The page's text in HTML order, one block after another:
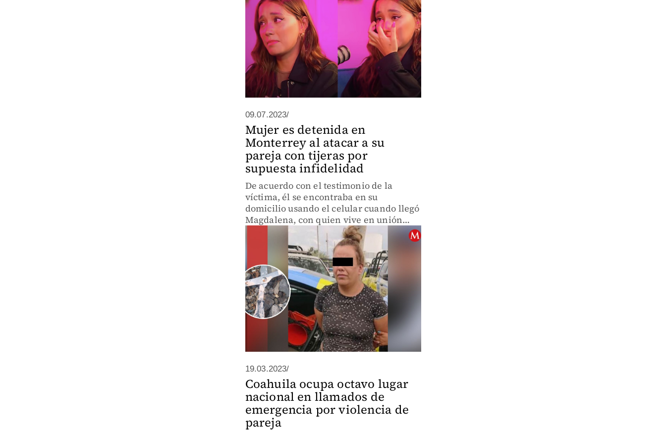
09.07.2023/
Mujer es detenida en
Monterrey al atacar a su
pareja con tijeras por
supuesta infidelidad
De acuerdo con el testimonio de la
víctima, él se encontraba en su
domicilio usando el celular cuando llegó
Magdalena, con quien vive en unión
libre, y le arrebató el teléfono,
argumentando que la engañaba con
otras mujeres.
19.03.2023/
Coahuila ocupa octavo lugar
nacional en llamados de
emergencia por violencia de
pareja